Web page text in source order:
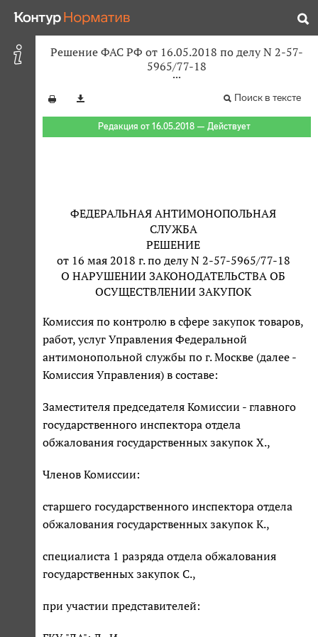
Решение ФАС РФ от 16.05.2018 по делу N 2-57-
5965/77-18
Поиск в тексте
Редакция от 16.05.2018 — Действует
ФЕДЕРАЛЬНАЯ АНТИМОНОПОЛЬНАЯ
СЛУЖБА
РЕШЕНИЕ
от 16 мая 2018 г. по делу N 2-57-5965/77-18
О НАРУШЕНИИ ЗАКОНОДАТЕЛЬСТВА ОБ
ОСУЩЕСТВЛЕНИИ ЗАКУПОК
Комиссия по контролю в сфере закупок товаров,
работ, услуг Управления Федеральной
антимонопольной службы по г. Москве (далее -
Комиссия Управления) в составе:
Заместителя председателя Комиссии - главного
государственного инспектора отдела
обжалования государственных закупок Х.,
Членов Комиссии:
старшего государственного инспектора отдела
обжалования государственных закупок К.,
специалиста 1 разряда отдела обжалования
государственных закупок С.,
при участии представителей: